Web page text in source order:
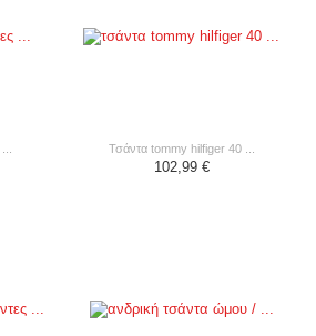
τσάντα tommy hilfiger 40 ...
102,99 €